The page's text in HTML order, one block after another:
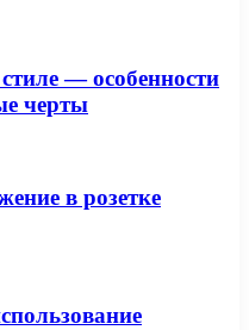
— особенности
черты
в розетке